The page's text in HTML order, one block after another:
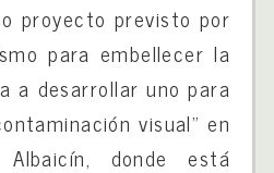
proyecto previsto por
para embellecer la
a desarrollar uno para
visual” en
donde está